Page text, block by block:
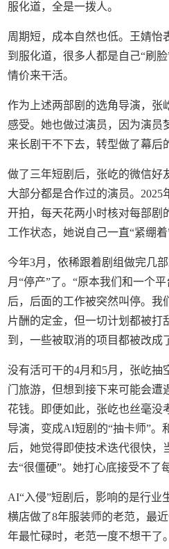
服化道，全是一拨人。
周期短，成本自然也低。王婧怡
到服化道，很多人都是自己“刷
情价来干活。
作为上述两部剧的选角导演，张
感受。她也做过演员，因为演员
来长剧干不下去，转型做了幕后
做了三年短剧后，张屹的微信好
大部分都是合作过的演员。
开拍，每天花两小时核对每部剧
工作状态，她说自己一直“紧绷着
今年3月，依稀跟着剧组做完几
月“停产”了。“原本我们和一个
后，后面的工作被突然叫停。我
片酬的定金，但一切计划都被打
到，一些被取消的项目都被改成
没有活可干的4月和5月，张屹抽
门旅游，但想到接下来可能会遭
花钱。即便如此，张屹也丝毫
导演，变成AI短剧的“抽卡师”。
后，她觉得即使技术迭代很快，
去“很僵硬”。她打心底接受不了
AI“入侵”短剧后，影响的是行业
横店做了8年服装师的老范，最
年最忙碌时，老范一度不想干了